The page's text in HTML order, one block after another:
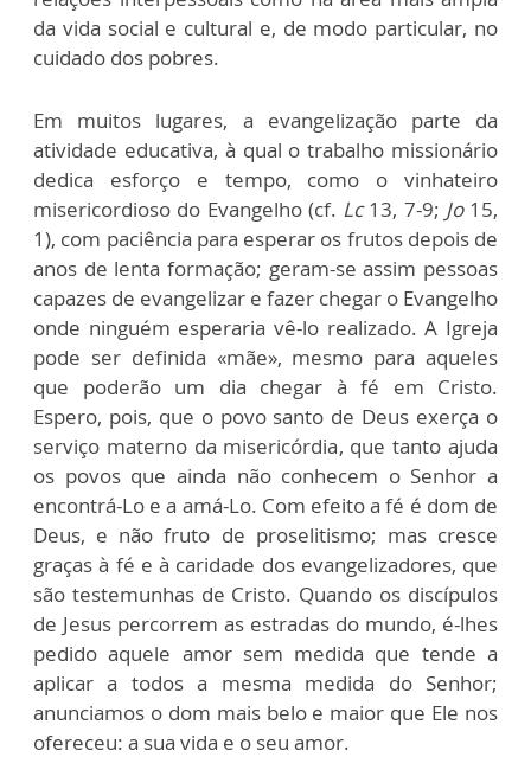
da vida social e cultural e, de modo particular, no
cuidado dos pobres.
Em muitos lugares, a evangelização parte da
atividade educativa, à qual o trabalho missionário
dedica esforço e tempo, como o vinhateiro
misericordioso do Evangelho (cf. Lc 13, 7-9; Jo 15,
1), com paciência para esperar os frutos depois de
anos de lenta formação; geram-se assim pessoas
capazes de evangelizar e fazer chegar o Evangelho
onde ninguém esperaria vê-lo realizado. A Igreja
pode ser definida «mãe», mesmo para aqueles
que poderão um dia chegar à fé em Cristo.
Espero, pois, que o povo santo de Deus exerça o
serviço materno da misericórdia, que tanto ajuda
os povos que ainda não conhecem o Senhor a
encontrá-Lo e a amá-Lo. Com efeito a fé é dom de
Deus, e não fruto de proselitismo; mas cresce
graças à fé e à caridade dos evangelizadores, que
são testemunhas de Cristo. Quando os discípulos
de Jesus percorrem as estradas do mundo, é-lhes
pedido aquele amor sem medida que tende a
aplicar a todos a mesma medida do Senhor;
anunciamos o dom mais belo e maior que Ele nos
ofereceu: a sua vida e o seu amor.